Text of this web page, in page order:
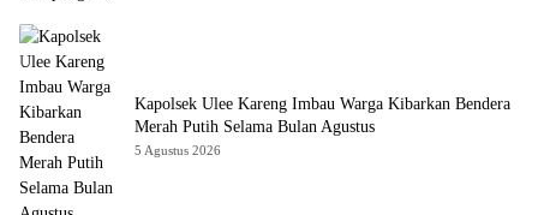
Kapolsek Ulee Kareng Imbau Warga Kibarkan Bendera
Merah Putih Selama Bulan Agustus
5 Agustus 2026